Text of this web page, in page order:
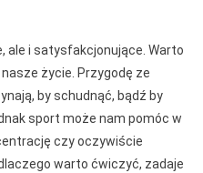
ale i satysfakcjonujące. Warto
życie. Przygodę ze
by schudnąć, bądź by
sport może nam pomóc w
czy oczywiście
warto ćwiczyć, zadaje